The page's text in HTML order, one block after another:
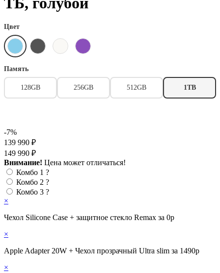
Цвет
Память
128GB 256GB 512GB 1TB
-7%
139 990 ₽
149 990 ₽
Внимание! Цена может отличаться!
Комбо 1 ?
Комбо 2 ?
Комбо 3 ?
×
Чехол Silicone Case + защитное стекло Remax за 0р
×
Apple Adapter 20W + Чехол прозрачный Ultra slim за 1490р
×